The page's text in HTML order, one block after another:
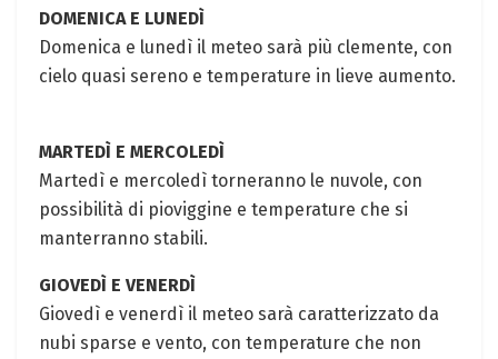
DOMENICA E LUNEDÌ
Domenica e lunedì il meteo sarà più clemente, con
cielo quasi sereno e temperature in lieve aumento.
MARTEDÌ E MERCOLEDÌ
Martedì e mercoledì torneranno le nuvole, con
possibilità di pioviggine e temperature che si
manterranno stabili.
GIOVEDÌ E VENERDÌ
Giovedì e venerdì il meteo sarà caratterizzato da
nubi sparse e vento, con temperature che non